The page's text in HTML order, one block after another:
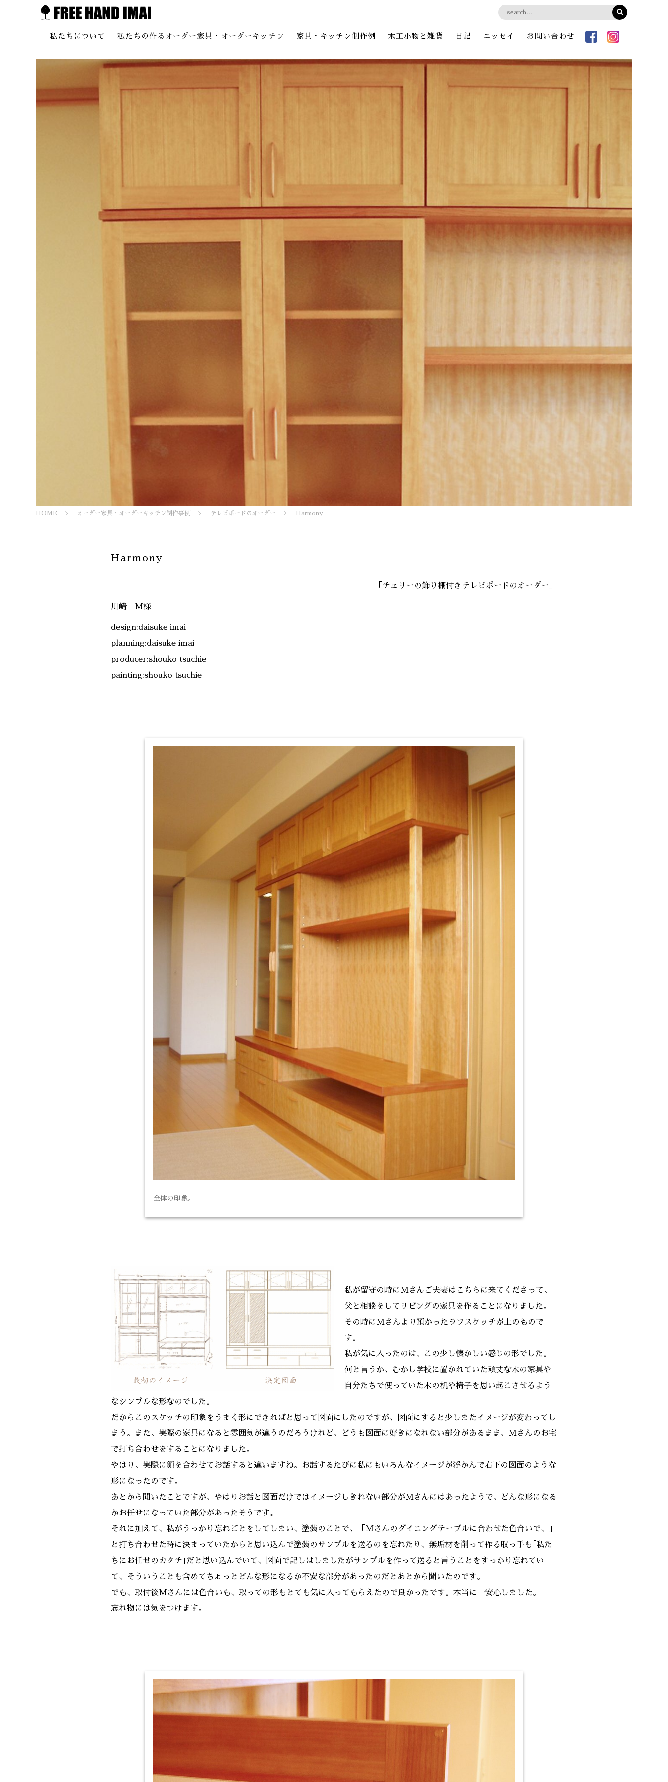
私たちについて 私たちの作るオーダー家具・オーダーキッチン 家具・キッチン制作例 木工小物と雑貨 日記 エッセイ お問い合わせ
HOME オーダー家具・オーダーキッチン制作事例 テレビボードのオーダー Harmony
Harmony
「チェリーの飾り棚付きテレビボードのオーダー」
川崎 M様
design:daisuke imai
planning:daisuke imai
producer:shouko tsuchie
painting:shouko tsuchie
全体の印象。
私が留守の時にMさんご夫妻はこちらに来てくださって、
父と相談をしてリビングの家具を作ることになりました。
その時にMさんより預かったラフスケッチが上のもので
す。
私が気に入ったのは、この少し懐かしい感じの形でした。
何と言うか、むかし学校に置かれていた頑丈な木の家具や
自分たちで使っていた木の机や椅子を思い起こさせるよう
なシンプルな形なのでした。
だからこのスケッチの印象をうまく形にできればと思って図面にしたのですが、図面にすると少しまたイメージが変わってし
まう。また、実際の家具になると雰囲気が違うのだろうけれど、どうも図面に好きになれない部分があるまま、Mさんのお宅
で打ち合わせをすることになりました。
やはり、実際に顔を合わせてお話すると違いますね。お話するたびに私にもいろんなイメージが浮かんで右下の図面のような
形になったのです。
あとから聞いたことですが、やはりお話と図面だけではイメージしきれない部分がMさんにはあったようで、どんな形になる
かお任せになっていた部分があったそうです。
それに加えて、私がうっかり忘れごとをしてしまい、塗装のことで、「Mさんのダイニングテーブルに合わせた色合いで、」
と打ち合わせた時に決まっていたからと思い込んで塗装のサンプルを送るのを忘れたり、無垢材を削って作る取っ手も｢私た
ちにお任せのカタチ｣だと思い込んでいて、図面で記しはしましたがサンプルを作って送ると言うことをすっかり忘れてい
て、そういうことも含めてちょっとどんな形になるか不安な部分があったのだとあとから聞いたのです。
でも、取付後Mさんには色合いも、取っての形もとても気に入ってもらえたので良かったです。本当に一安心しました。
忘れ物には気をつけます。